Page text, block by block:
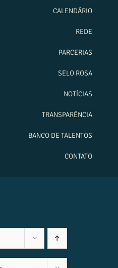
CALENDÁRIO
REDE
PARCERIAS
SELO ROSA
NOTÍCIAS
TRANSPARÊNCIA
BANCO DE TALENTOS
CONTATO